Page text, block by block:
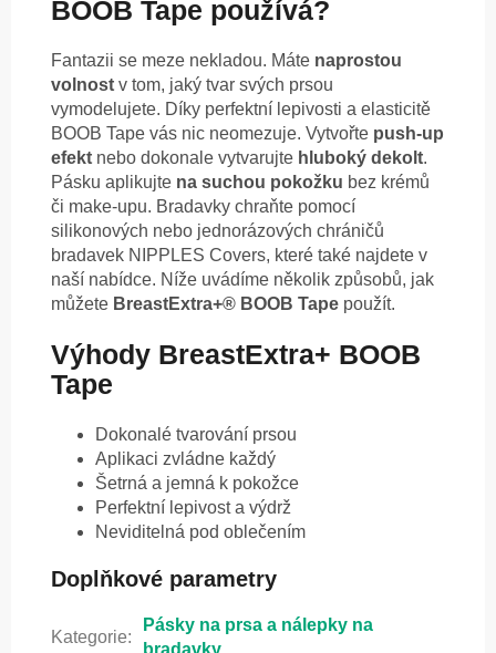
BOOB Tape používá?
Fantazii se meze nekladou. Máte naprostou
volnost v tom, jaký tvar svých prsou
vymodelujete. Díky perfektní lepivosti a elasticitě
BOOB Tape vás nic neomezuje. Vytvořte push-up
efekt nebo dokonale vytvarujte hluboký dekolt.
Pásku aplikujte na suchou pokožku bez krémů
či make-upu. Bradavky chraňte pomocí
silikonových nebo jednorázových chráničů
bradavek NIPPLES Covers, které také najdete v
naší nabídce. Níže uvádíme několik způsobů, jak
můžete BreastExtra+® BOOB Tape použít.
Výhody BreastExtra+ BOOB
Tape
Dokonalé tvarování prsou
Aplikaci zvládne každý
Šetrná a jemná k pokožce
Perfektní lepivost a výdrž
Neviditelná pod oblečením
Doplňkové parametry
Kategorie:
Pásky na prsa a nálepky na
bradavky